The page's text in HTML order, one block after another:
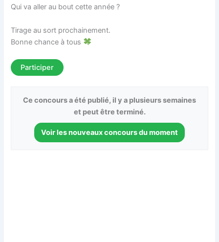
Qui va aller au bout cette année ?
Tirage au sort prochainement.
Bonne chance à tous
Participer
Ce concours a été publié, il y a plusieurs semaines
et peut être terminé.
Voir les nouveaux concours du moment